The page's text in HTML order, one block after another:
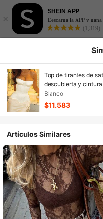
×
SHEIN APP
Descarga la APP y
(1,319)
Top de tirantes de
descubierta y
vacaciones, playa,
Blanco
$11.583
Artículos Similares